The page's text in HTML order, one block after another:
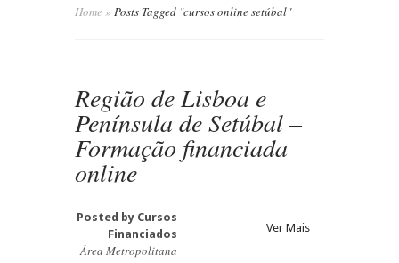
Home » Posts Tagged "cursos online setúbal"
Região de Lisboa e
Península de Setúbal –
Formação financiada
online
Posted by Cursos
Financiados
Área Metropolitana
Ver Mais